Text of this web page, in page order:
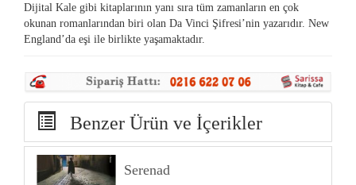
Dijital Kale gibi kitaplarının yanı sıra tüm zamanların en çok
okunan romanlarından biri olan Da Vinci Şifresi’nin yazarıdır. New
England’da eşi ile birlikte yaşamaktadır.
Benzer Ürün ve İçerikler
Serenad